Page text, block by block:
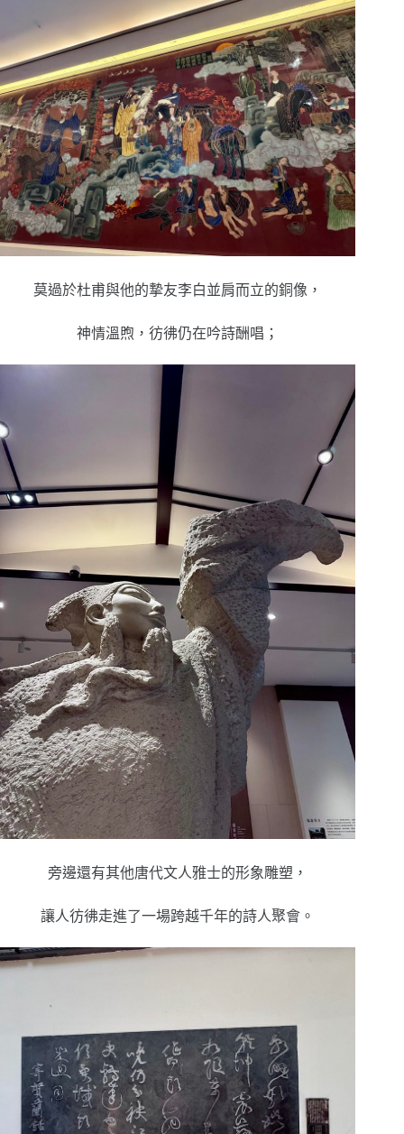
莫過於杜甫與他的摯友李白並肩而立的銅像，
神情溫煦，彷彿仍在吟詩酬唱；
旁邊還有其他唐代文人雅士的形象雕塑，
讓人彷彿走進了一場跨越千年的詩人聚會。